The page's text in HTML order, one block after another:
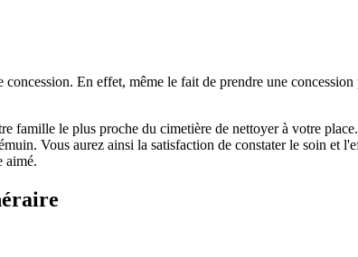
En effet, même le fait de prendre une
famille le plus proche du cimetière de nettoyer à votre
Vous aurez ainsi la satisfaction de constater le soin et
aimé.